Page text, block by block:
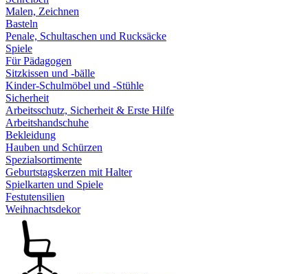
Malen, Zeichnen
Basteln
Penale, Schultaschen und Rucksäcke
Spiele
Für Pädagogen
Sitzkissen und -bälle
Kinder-Schulmöbel und -Stühle
Sicherheit
Arbeitsschutz, Sicherheit & Erste Hilfe
Arbeitshandschuhe
Bekleidung
Hauben und Schürzen
Spezialsortimente
Geburtstagskerzen mit Halter
Spielkarten und Spiele
Festutensilien
Weihnachtsdekor